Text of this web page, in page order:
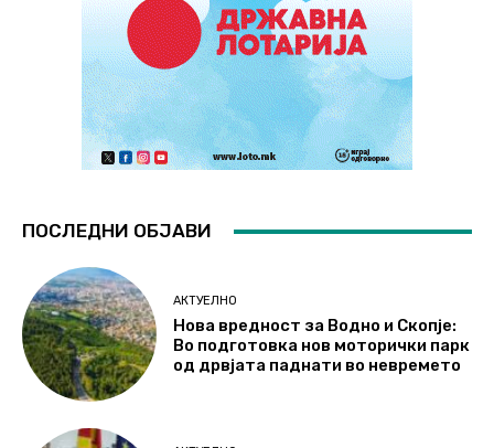
ПОСЛЕДНИ ОБЈАВИ
АКТУЕЛНО
Нова вредност за Водно и Скопје:
Во подготовка нов моторички парк
од дрвјата паднати во невремето